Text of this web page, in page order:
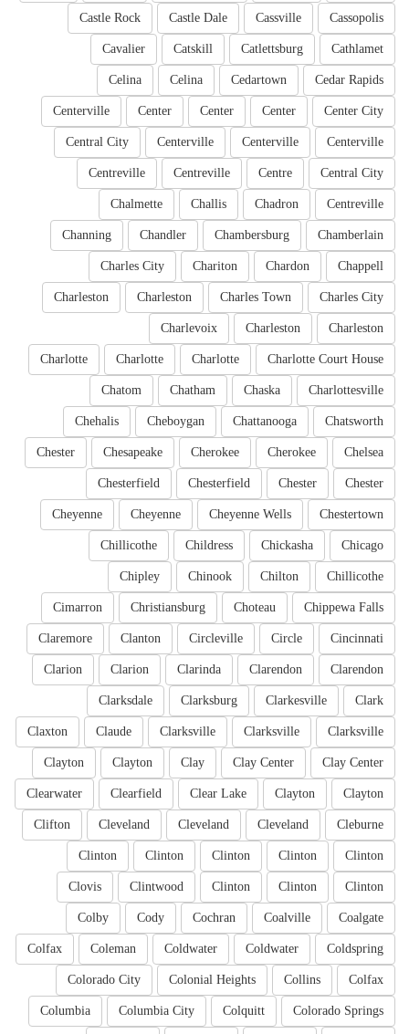
Cassopolis
Cassville
Castle Dale
Castle Rock
Cathlamet
Catlettsburg
Catskill
Cavalier
Cedar Rapids
Cedartown
Celina
Celina
Center City
Center
Center
Center
Centerville
Centerville
Centerville
Centerville
Central City
Central City
Centre
Centreville
Centreville
Centreville
Chadron
Challis
Chalmette
Chamberlain
Chambersburg
Chandler
Channing
Chappell
Chardon
Chariton
Charles City
Charles City
Charles Town
Charleston
Charleston
Charleston
Charleston
Charlevoix
Charlotte Court House
Charlotte
Charlotte
Charlotte
Charlottesville
Chaska
Chatham
Chatom
Chatsworth
Chattanooga
Cheboygan
Chehalis
Chelsea
Cherokee
Cherokee
Chesapeake
Chester
Chester
Chester
Chesterfield
Chesterfield
Chestertown
Cheyenne Wells
Cheyenne
Cheyenne
Chicago
Chickasha
Childress
Chillicothe
Chillicothe
Chilton
Chinook
Chipley
Chippewa Falls
Choteau
Christiansburg
Cimarron
Cincinnati
Circle
Circleville
Clanton
Claremore
Clarendon
Clarendon
Clarinda
Clarion
Clarion
Clark
Clarkesville
Clarksburg
Clarksdale
Clarksville
Clarksville
Clarksville
Claude
Claxton
Clay Center
Clay Center
Clay
Clayton
Clayton
Clayton
Clayton
Clear Lake
Clearfield
Clearwater
Cleburne
Cleveland
Cleveland
Cleveland
Clifton
Clinton
Clinton
Clinton
Clinton
Clinton
Clinton
Clinton
Clinton
Clintwood
Clovis
Coalgate
Coalville
Cochran
Cody
Colby
Coldspring
Coldwater
Coldwater
Coleman
Colfax
Colfax
Collins
Colonial Heights
Colorado City
Colorado Springs
Colquitt
Columbia City
Columbia